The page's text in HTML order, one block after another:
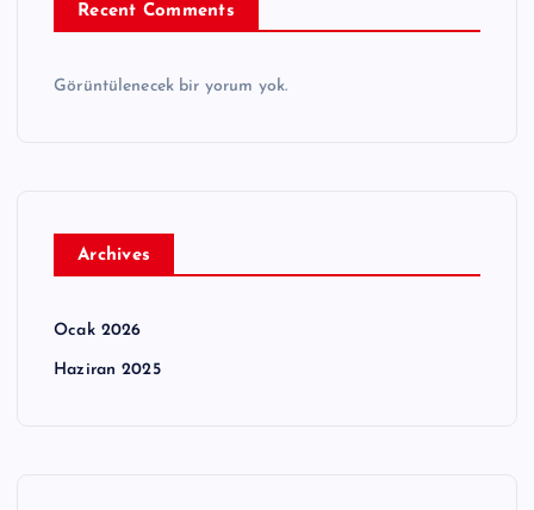
Recent Comments
Görüntülenecek bir yorum yok.
Archives
Ocak 2026
Haziran 2025